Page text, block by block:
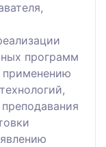
программ
применению